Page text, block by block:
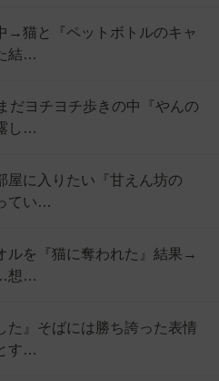
→猫と『ペットボトルのキャ
結…
だヨチヨチ歩きの中『やんの
し…
屋に入りたい『甘えん坊の
てい…
ルを『猫に奪われた』結果→
想…
た』そばには勝ち誇った表情
す…